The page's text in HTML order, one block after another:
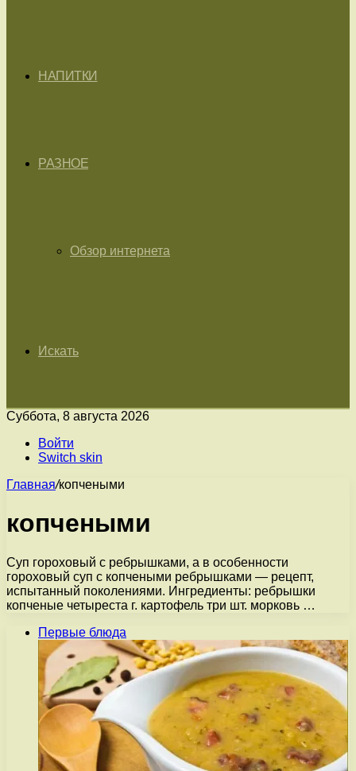
НАПИТКИ
РАЗНОЕ
Обзор интернета
Искать
Суббота, 8 августа 2026
Войти
Switch skin
Главная/копчеными
копчеными
Суп гороховый с ребрышками, а в особенности
гороховый суп с копчеными ребрышками — рецепт,
испытанный поколениями. Ингредиенты: ребрышки
копченые четыреста г. картофель три шт. морковь …
Первые блюда